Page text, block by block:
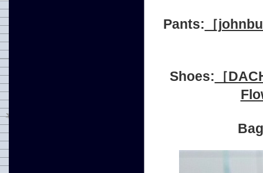
Pants: ［
Shoes: ［